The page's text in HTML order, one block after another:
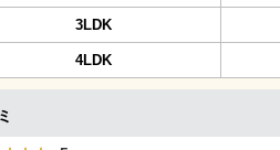
3LDK
4LDK